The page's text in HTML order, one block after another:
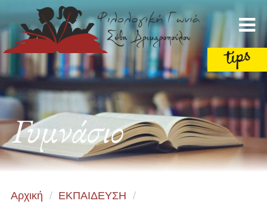
Γυμνάσιο
Αρχική / ΕΚΠΑΙΔΕΥΣΗ /